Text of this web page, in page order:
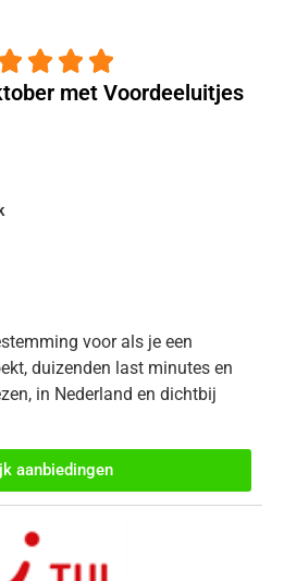
  
met Voordeeluitjes
voor als je een
duizenden last minutes en
in Nederland en dichtbij
aanbiedingen